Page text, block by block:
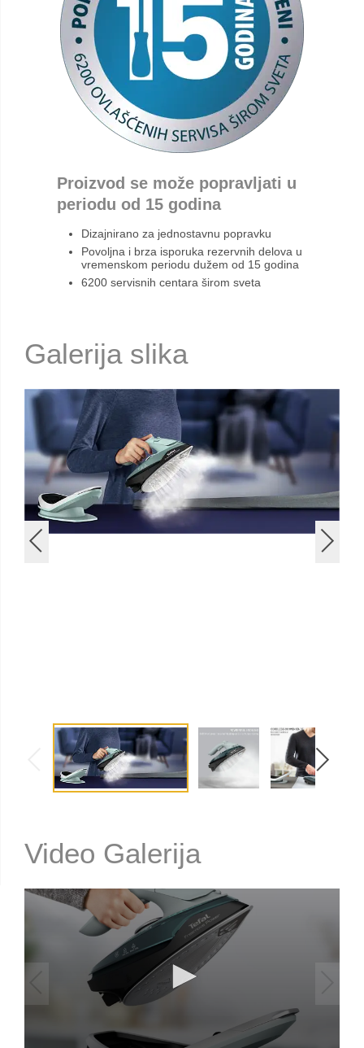
Proizvod se može popravljati u
periodu od 15 godina
Dizajnirano za jednostavnu popravku
Povoljna i brza isporuka rezervnih delova u
vremenskom periodu dužem od 15 godina
6200 servisnih centara širom sveta
Galerija slika
Video Galerija